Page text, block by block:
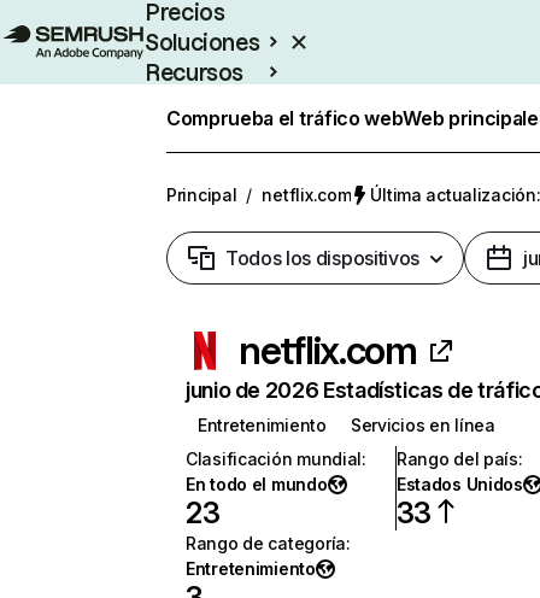
Precios
Soluciones
Recursos
Comprueba el tráfico webWeb
Principal / netflix.com Última
Todos los dispositivos
netflix.com
junio de 2026 Estadísticas de
Entretenimiento
Servicios en línea
Clasificación mundial:
En todo el mundo
23
Rango del país:
Estados Unidos
33
Rango de categoría:
Entretenimiento